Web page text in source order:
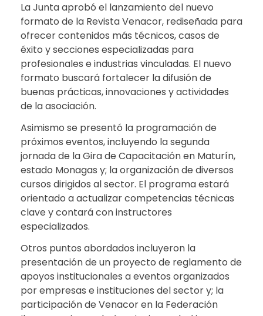
La Junta aprobó el lanzamiento del nuevo
formato de la Revista Venacor, rediseñada para
ofrecer contenidos más técnicos, casos de
éxito y secciones especializadas para
profesionales e industrias vinculadas. El nuevo
formato buscará fortalecer la difusión de
buenas prácticas, innovaciones y actividades
de la asociación.
Asimismo se presentó la programación de
próximos eventos, incluyendo la segunda
jornada de la Gira de Capacitación en Maturín,
estado Monagas y; la organización de diversos
cursos dirigidos al sector. El programa estará
orientado a actualizar competencias técnicas
clave y contará con instructores
especializados.
Otros puntos abordados incluyeron la
presentación de un proyecto de reglamento de
apoyos institucionales a eventos organizados
por empresas e instituciones del sector y; la
participación de Venacor en la Federación